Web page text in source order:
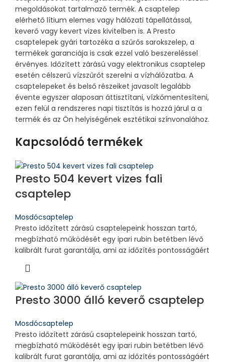
megoldásokat tartalmazó termék. A csaptelep
elérhető lítium elemes vagy hálózati tápellátással,
keverő vagy kevert vizes kivitelben is. A Presto
csaptelepek gyári tartozéka a szűrős sarokszelep, a
termékek garanciája is csak ezzel való beszereléssel
érvényes. Időzített zárású vagy elektronikus csaptelep
esetén célszerű vízszűrőt szerelni a vízhálózatba. A
csaptelepeket és belső részeiket javasolt legalább
évente egyszer alaposan áttisztítani, vízkőmentesíteni,
ezen felül a rendszeres napi tisztítás is hozzá járul a a
termék és az Ön helyiségének esztétikai színvonalához.
Kapcsolódó termékek
Presto 504 kevert vizes fali
csaptelep
Mosdócsaptelep
Presto időzített zárású csaptelepeink hosszan tartó,
megbízható működését egy ipari rubin betétben lévő
kalibrált furat garantálja, ami az időzítés pontosságáért
Presto 3000 álló keverő csaptelep
Mosdócsaptelep
Presto időzített zárású csaptelepeink hosszan tartó,
megbízható működését egy ipari rubin betétben lévő
kalibrált furat garantálja, ami az időzítés pontosságáért